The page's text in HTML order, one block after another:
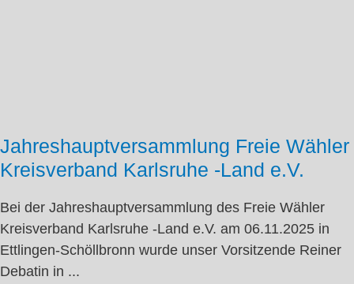
Jahreshauptversammlung Freie Wähler
Kreisverband Karlsruhe -Land e.V.
Bei der Jahreshauptversammlung des Freie Wähler
Kreisverband Karlsruhe -Land e.V. am 06.11.2025 in
Ettlingen-Schöllbronn wurde unser Vorsitzende Reiner
Debatin in ...